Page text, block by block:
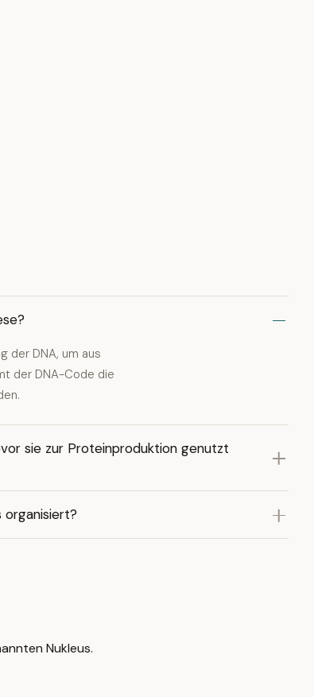
der DNA, um aus
der DNA-Code die
sie zur Proteinproduktion genutzt
organisiert?
Nukleus.